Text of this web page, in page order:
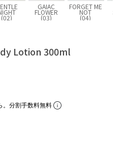
(02)
GAIAC
FLOWER
(03)
FORGET ME
NOT
(04)
Lotion 300ml
。分割手数料無料